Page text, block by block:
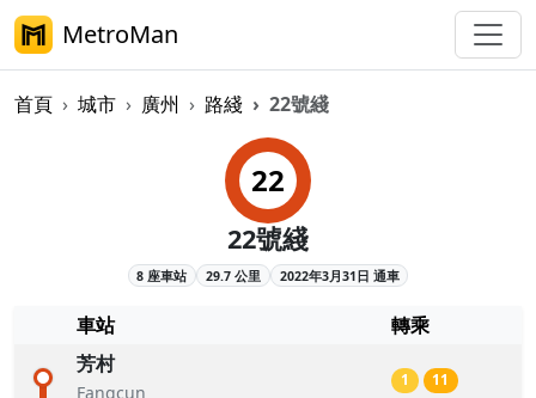
MetroMan
首頁 城市 廣州 路綫 22號綫
廣州地鐵22號綫概覽
22
22號綫
8 座車站 29.7 公里 2022年3月31日 通車
車站
轉乘
芳村
Fangcun
1 11